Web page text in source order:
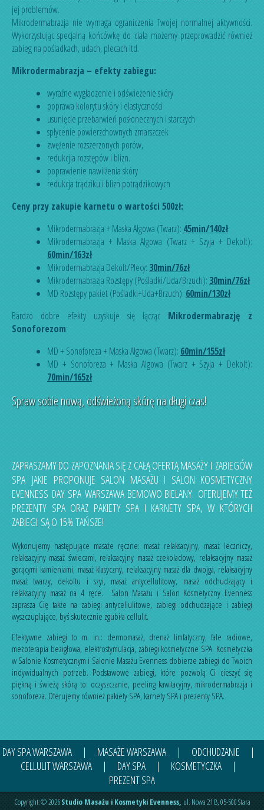
jej problemów.
Mikrodermabrazja nie wymaga ograniczenia Twojej normalnej aktywności.
Wykorzystując specjalną końcówkę do ciała możemy przeprowadzić również
zabieg na pośladkach, udach, plecach itd.
Mikrodermabrazja – efekty zabiegu:
wyraźne wygładzenie i odświeżenie skóry
poprawa kolorytu skóry i elastyczności
usunięcie przebarwień posłonecznych i starczych
spłycenie powierzchownych zmarszczek
zwężenie rozszerzonych porów,
redukcjia rozstępów i blizn.
poprawienie nawilżenia skóry
redukcja trądziku i blizn potrądzikowych
Ceny przy zakupie karnetu o wartości 500zł:
Mikrodermabrazja + Maska Algowa (Twarz): 45min/140zł
Mikrodermabrazja + Maska Algowa (Twarz + Szyja + Dekolt):
60min/163zł
Mikrodermabrazja Dekolt/Plecy: 30min/76zł
Mikrodermabrazja Rozstępy (Pośladki/Uda/Brzuch): 30min/76zł
MD Rozstępy pakiet (Pośladki+Uda+Brzuch): 60min/130zł
Bardzo dobre efekty uzyskuje się łącząc Mikrodermabrazję z
Sonoforezom:
MD + Sonoforeza + Maska Algowa (Twarz): 60min/155zł
MD + Sonoforeza + Maska Algowa (Twarz + Szyja + Dekolt):
70min/165zł
Spraw sobie nową, odświeżoną skórę na długi czas!
ZAPRASZAMY DO ZAPOZNANIA SIĘ Z CAŁĄ OFERTĄ MASAŻY I ZABIEGÓW
SPA JAKIE PROPONUJE SALON MASAŻU I SALON KOSMETYCZNY
EVENNESS DAY SPA WARSZAWA BEMOWO BIELANY. OFERUJEMY TEŻ
PREZENTY SPA ORAZ PAKIETY SPA I KARNETY SPA, W KTÓRYCH
ZABIEGI SĄ O 15% TAŃSZE!
Wykonujemy następujące masaże ręczne: masaż relaksacyjny, masaż leczniczy,
relaksacyjny masaż świecami, relaksacyjny masaż czekoladowy, relaksacyjny masaż
gorącymi kamieniami, masaż klasyczny, relaksacyjny masaż dla dwojga, relaksacyjny
masaż twarzy, dekoltu i szyi, masaż antycellulitowy, masaż odchudzającyi
relaksacyjny masaż na 4 ręce. Salon Masażu i Salon Kosmetyczny Evenness
zaprasza Cię także na zabiegi antycellulitowe, zabiegi odchudzające i zabiegi
wyszczuplające, byś skutecznie zgubiła cellulit.
Efektywne zabiegi to m. in.: dermomasaż, drenaż limfatyczny,fale radiowe,
mezoterapia bezigłowa, elektrostymulacja, zabiegi kosmetyczne SPA. Kosmetyczka
w Salonie Kosmetycznym i Salonie Masażu Evenness dobierze zabiegi do Twoich
indywidualnych potrzeb. Podstawowe zabiegi, które pozwolą Ci cieszyć się
piękną i świeżą skórą to: oczyszczanie, peeling kawitacyjny, mikrodermabrazja i
sonoforeza. Oferujemy również pakiety SPA, karnety SPA i prezenty SPA.
DAY SPA WARSZAWA | MASAŻE WARSZAWA | ODCHUDZANIE
|
CELLULIT WARSZAWA
| DAY SPA | KOSMETYCZKA
|
PREZENT SPA
Copyright:© 2026Studio Masażu i Kosmetyki Evenness, ul. Nowa 21 B,05-500Stara